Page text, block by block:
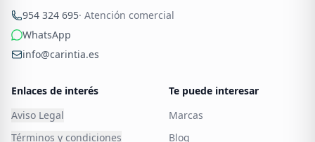
954 324 695· Atención comercial
WhatsApp
info@carintia.es
Enlaces de interés
Aviso Legal
Términos y condiciones
Te puede interesar
Marcas
Blog